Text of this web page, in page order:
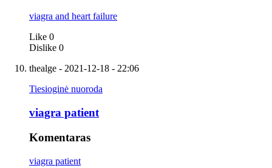
viagra and heart failure
Like 0
Dislike 0
thealge - 2021-12-18 - 22:06
Tiesioginė nuoroda
viagra patient
Komentaras
viagra patient